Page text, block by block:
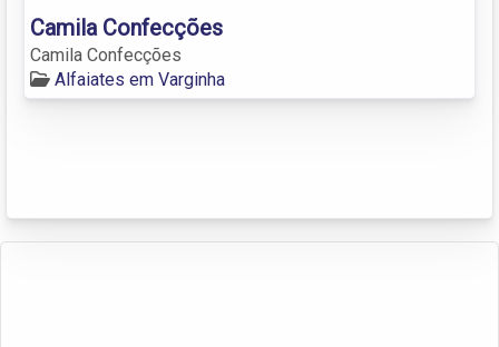
Camila Confecções
Camila Confecções
Alfaiates em Varginha